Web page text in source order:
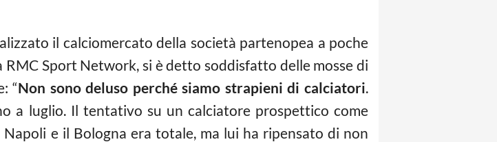
il calciomercato della società partenopea a poche
Sport Network, si è detto soddisfatto delle mosse di
“Non sono deluso perché siamo strapieni di calciatori.
a luglio. Il tentativo su un calciatore prospettico come
e il Bologna era totale, ma lui ha ripensato di non